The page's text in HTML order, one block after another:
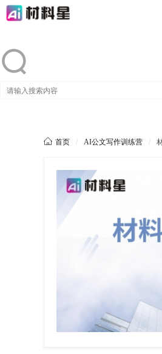
 首页 / AI公文写作训练营 /
g******n购买了本课程